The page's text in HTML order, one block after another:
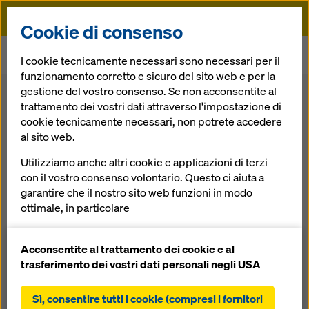
Doka
Parapetti di protezione
Indietro
Parapetti di
protezione
Panoramica
Manuali, Documenti & Video
Cookie di consenso
I cookie tecnicamente necessari sono necessari per il
funzionamento corretto e sicuro del sito web e per la
gestione del vostro consenso. Se non acconsentite al
trattamento dei vostri dati attraverso l'impostazione di
cookie tecnicamente necessari, non potrete accedere
al sito web.
Utilizziamo anche altri cookie e applicazioni di terzi
con il vostro consenso volontario. Questo ci aiuta a
garantire che il nostro sito web funzioni in modo
ottimale, in particolare
nostro sito web (cookie funzionali e statistici),
facilitare un processo di acquisto senza problemi
statistici),
Acconsentite al trattamento dei cookie e al
trasferimento dei vostri dati personali negli USA
Sì, consentire tutti i cookie (compresi i fornitori